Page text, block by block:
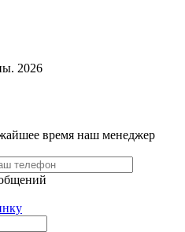
2026
время наш менеджер